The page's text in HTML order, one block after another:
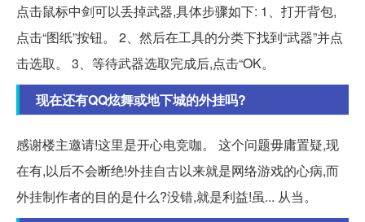
点击鼠标中剑可以丢掉武器,具体步骤如下: 1、打开背包,
点击“图纸”按钮。 2、然后在工具的分类下找到“武器”并点
击选取。 3、等待武器选取完成后,点击“OK。
现在还有QQ炫舞或地下城的外挂吗?
感谢楼主邀请!这里是开心电竞咖。 这个问题毋庸置疑,现
在有,以后不会断绝!外挂自古以来就是网络游戏的心病,而
外挂制作者的目的是什么?没错,就是利益!虽... 从当。